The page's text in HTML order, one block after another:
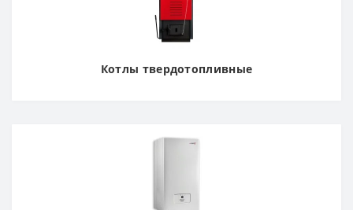
Котлы твердотопливные